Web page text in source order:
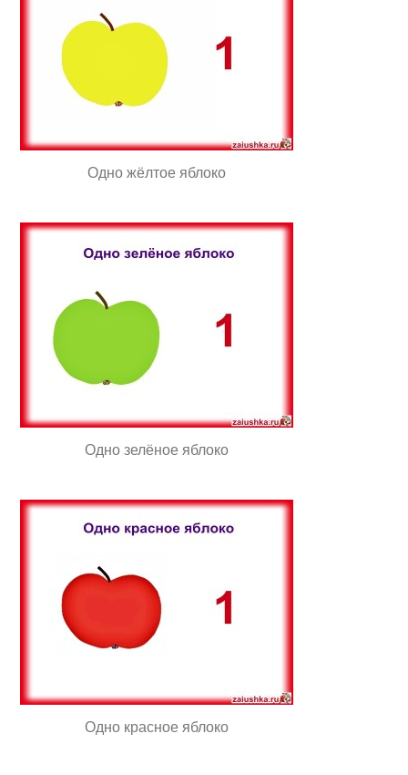
Одно жёлтое яблоко
Одно зелёное яблоко
Одно красное яблоко